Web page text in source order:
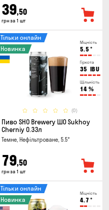
39,50
грн за 1 шт
Міцність
5.5 °
Гіркота
35 IBU
Щільність
14 %
(0)
Тільки онлайн
Новинка
Пиво SHO Brewery ШО Sukhoy
Cherniy 0.33л
Темне, Нефільтроване, 5.5°
79,50
грн за 1 шт
Міцність
4.7 °
Тільки онлайн
Новинка